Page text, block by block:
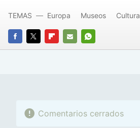
FACEBOOK
TWITTERFLIPBOARD
E-
WHATSAPP
TEMAS Europa Museos Cultura
Comentarios cerrados